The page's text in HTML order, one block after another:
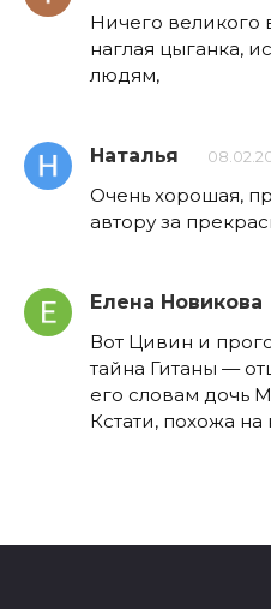
Ничего великого
наглая цыганка,
людям,
Наталья
Очень хорошая,
автору за
Елена Новикова
Вот Цивин и
тайна Гитаны —
его словам дочь
Кстати, похожа на